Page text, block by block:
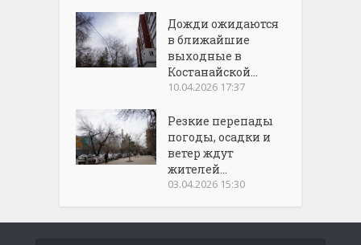
Дожди ожидаются
в ближайшие
выходные в
Костанайской...
10.04.2026 17:37
Резкие перепады
погоды, осадки и
ветер ждут
жителей...
03.04.2026 15:30